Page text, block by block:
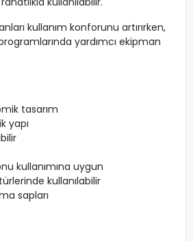
kullanım konforunu artırırken,
yardımcı ekipman
tasarım
yapı
kullanımına uygun
kullanılabilir
sapları